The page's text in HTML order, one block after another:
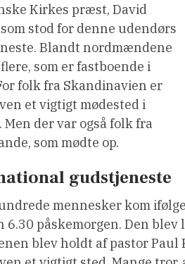
Kirkes præst, David
stod for denne udendørs
Blandt nordmændene
som er fastboende i
folk fra Skandinavien er
et vigtigt mødested i
Men der var også folk fra
som mødte op.
gudstjeneste
mennesker kom
6.30 påskemorgen. Den blev
blev holdt af pastor Paul